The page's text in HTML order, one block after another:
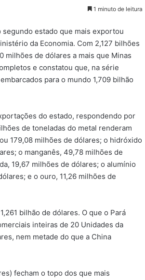
1 minuto de leitura
segundo estado que mais exportou
da Economia. Com 2,127 bilhões
de dólares a mais que Minas
e constatou que, na série
para o mundo 1,709 bilhão
do estado, respondendo por
de toneladas do metal renderam
179,08 milhões de dólares; o hidróxido
o manganês, 49,78 milhões de
19,67 milhões de dólares; o alumínio
e o ouro, 11,26 milhões de
bilhão de dólares. O que o Pará
inteiras de 20 Unidades da
nem metade do que a China
fecham o topo dos que mais